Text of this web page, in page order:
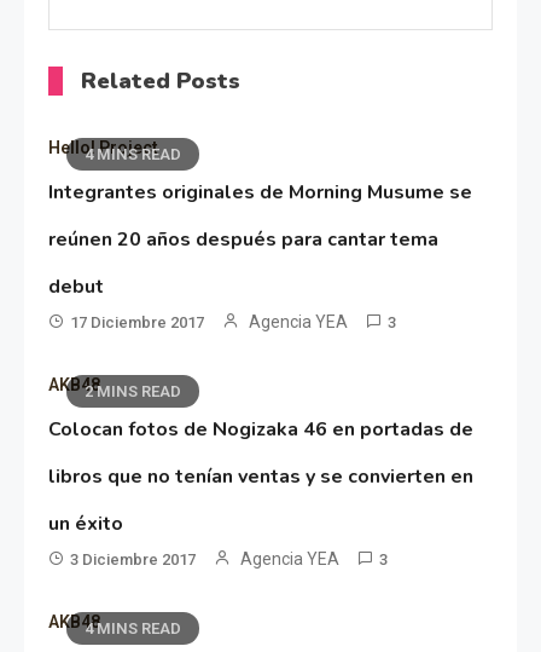
Related Posts
4 MINS READ
Hello! Project
Integrantes originales de Morning Musume se
reúnen 20 años después para cantar tema
debut
17 Diciembre 2017 Agencia YEA 3
2 MINS READ
AKB48
Colocan fotos de Nogizaka 46 en portadas de
libros que no tenían ventas y se convierten en
un éxito
3 Diciembre 2017 Agencia YEA 3
4 MINS READ
AKB48